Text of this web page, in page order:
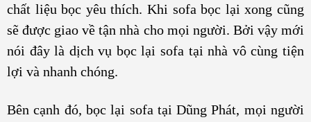
chất liệu bọc yêu thích. Khi sofa bọc lại xong cũng
sẽ được giao về tận nhà cho mọi người. Bởi vậy mới
nói đây là dịch vụ bọc lại sofa tại nhà vô cùng tiện
lợi và nhanh chóng.
Bên cạnh đó, bọc lại sofa tại Dũng Phát, mọi người